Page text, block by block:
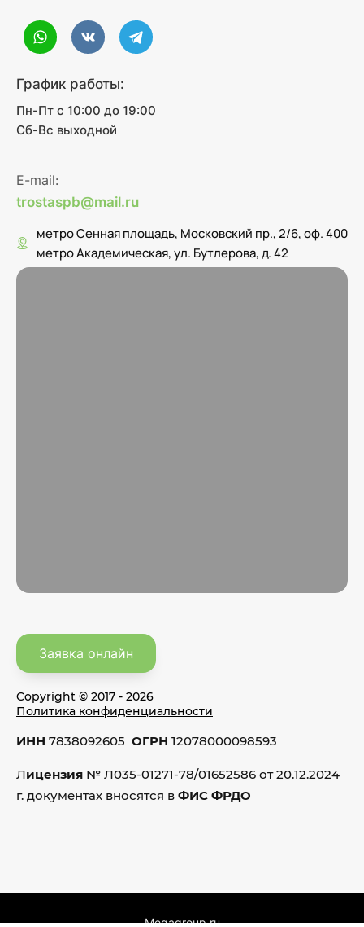
График работы:
Пн-Пт с 10:00 до 19:00
Сб-Вс выходной
E-mail:
trostaspb@mail.ru
метро Сенная площадь, Московский пр., 2/6, оф. 400
метро Академическая, ул. Бутлерова, д. 42
Заявка онлайн
Copyright © 2017 - 2026
Политика конфиденциальности
ИНН 7838092605 ОГРН 12078000098593
Лицензия № Л035-01271-78/01652586 от 20.12.2024
г. документах вносятся в ФИС ФРДО
Megagroup.ru